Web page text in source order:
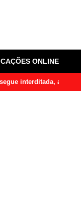
ONLINE
interditada, após